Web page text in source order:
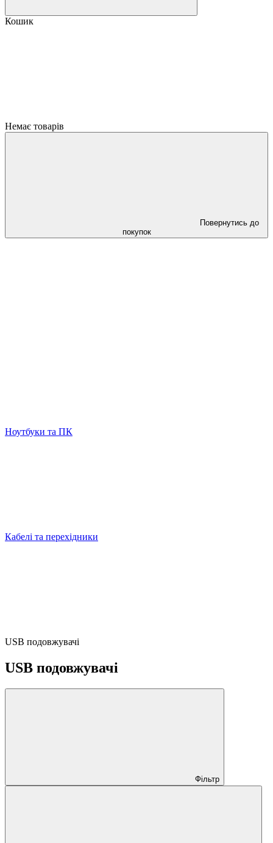
Кошик
Немає товарів
Повернутись до
покупок
Ноутбуки та ПК
Кабелі та перехідники
USB подовжувачі
USB подовжувачі
Фільтр